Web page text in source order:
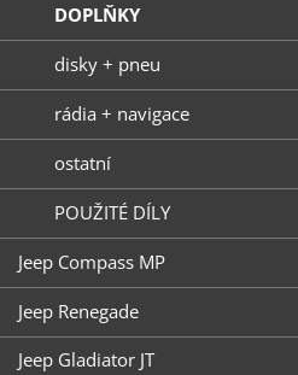
DOPLŇKY
disky + pneu
rádia + navigace
ostatní
POUŽITÉ DÍLY
Jeep Compass MP
Jeep Renegade
Jeep Gladiator JT